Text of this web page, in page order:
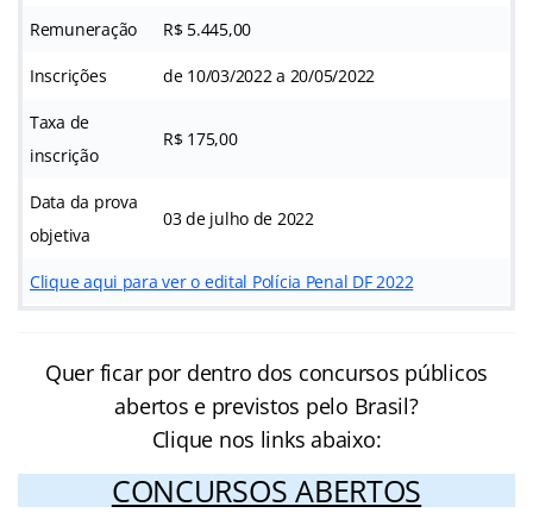
Remuneração R$ 5.445,00
Inscrições de 10/03/2022 a 20/05/2022
Taxa de
inscrição
R$ 175,00
Data da prova
objetiva
03 de julho de 2022
Clique aqui para ver o edital Polícia Penal DF 2022
Quer ficar por dentro dos concursos públicos
abertos e previstos pelo Brasil?
Clique nos links abaixo:
CONCURSOS ABERTOS